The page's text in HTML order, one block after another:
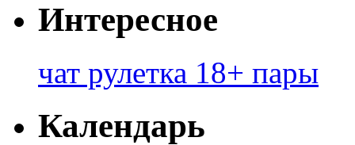
Интересное
чат рулетка 18+ пары
Календарь